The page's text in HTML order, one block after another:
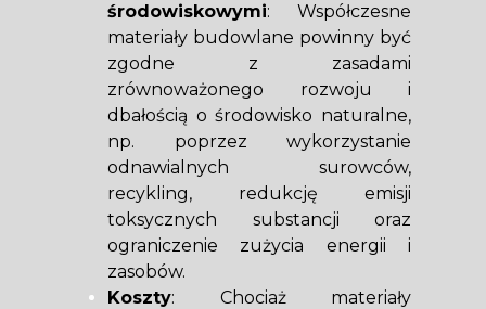
środowiskowymi: Współczesne
materiały budowlane powinny być
zgodne z zasadami
zrównoważonego rozwoju i
dbałością o środowisko naturalne,
np. poprzez wykorzystanie
odnawialnych surowców,
recykling, redukcję emisji
toksycznych substancji oraz
ograniczenie zużycia energii i
zasobów.
Koszty: Chociaż materiały